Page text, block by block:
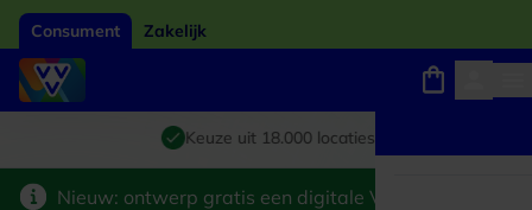
Consument Zakelijk
Giftcard van het jaar 2026
Keuze uit 18.000 locaties
Winkels, webshops en uitjes
Nieuw: ontwerp gratis een digitale VVV